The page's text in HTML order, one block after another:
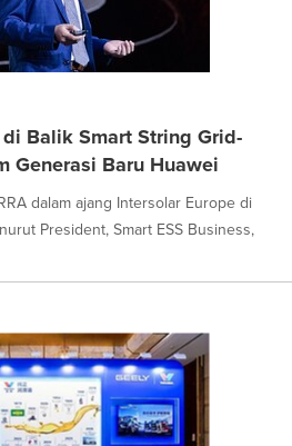
Balik Smart String Grid-
Generasi Baru Huawei
dalam ajang Intersolar Europe di
President, Smart ESS Business,